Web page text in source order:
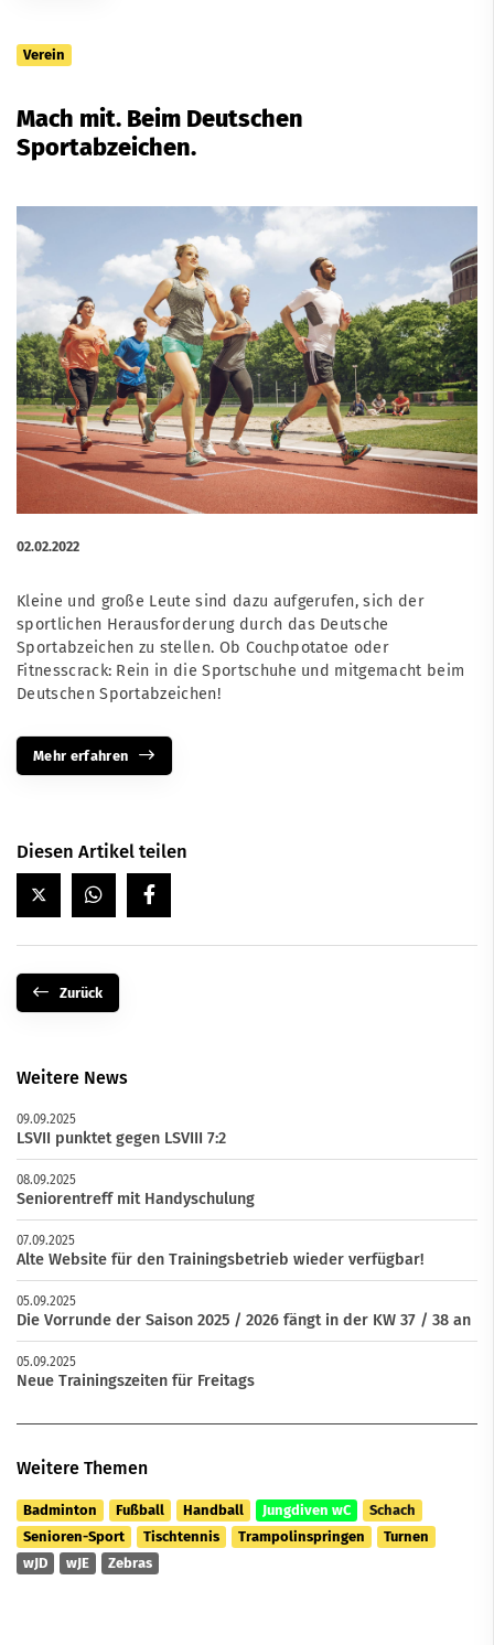
Verein
Mach mit. Beim Deutschen
Sportabzeichen.
02.02.2022
Kleine und große Leute sind dazu aufgerufen, sich der
sportlichen Herausforderung durch das Deutsche
Sportabzeichen zu stellen. Ob Couchpotatoe oder
Fitnesscrack: Rein in die Sportschuhe und mitgemacht beim
Deutschen Sportabzeichen!
Mehr erfahren
Diesen Artikel teilen
Zurück
Weitere News
09.09.2025
LSVII punktet gegen LSVIII 7:2
08.09.2025
Seniorentreff mit Handyschulung
07.09.2025
Alte Website für den Trainingsbetrieb wieder verfügbar!
05.09.2025
Die Vorrunde der Saison 2025 / 2026 fängt in der KW 37 / 38 an
05.09.2025
Neue Trainingszeiten für Freitags
Weitere Themen
Badminton Fußball Handball Jungdiven wC
Schach
Senioren-Sport
Tischtennis Trampolinspringen
Turnen
wJD
wJE Zebras